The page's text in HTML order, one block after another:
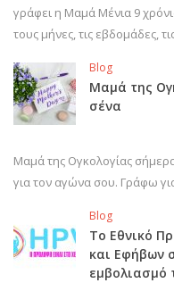
γράφει η Μαμά Μένια 9
τους μήνες, τις εβδομάδες,
Blog
Μαμά της
σένα
Μαμά της Ογκολογίας
για τον αγώνα σου. Γράφω
Blog
Το Εθνικό
και Εφήβων
εμβολιασμό